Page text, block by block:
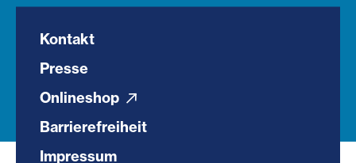
Kontakt
Presse
Onlineshop
Barrierefreiheit
Impressum